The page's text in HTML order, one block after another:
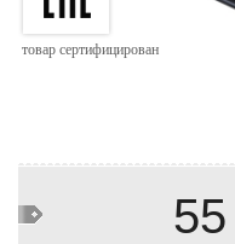
товар сертифицирован